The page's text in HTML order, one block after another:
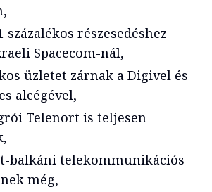
százalékos részesedéshez
Spacecom-nál,
üzletet zárnak a Digivel és
alcégével,
Telenort is teljesen
balkáni telekommunikációs
még,